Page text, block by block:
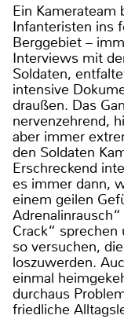
Ein Kamerateam
Infanteristen ins
Berggebiet –
Interviews mit
Soldaten,
intensive
draußen. Das
nervenzehrend,
aber immer
den Soldaten
Erschreckend
es immer dann,
einem geilen
Crack“
so versuchen,
loszuwerden.
einmal
durchaus
friedliche